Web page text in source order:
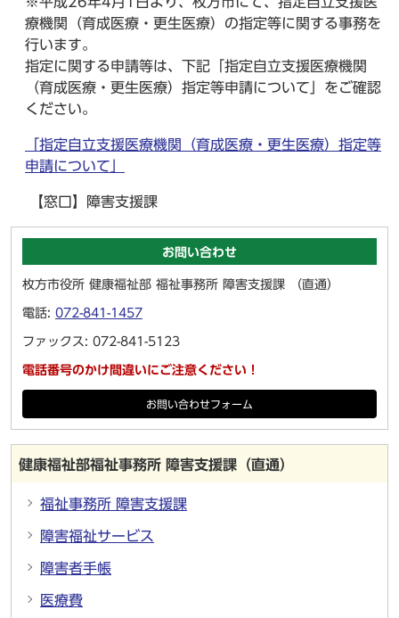
療機関（育成医療・更生医療）の指定等に関する事務を
行います。
指定に関する申請等は、下記「指定自立支援医療機関
（育成医療・更生医療）指定等申請について」をご確認
ください。
「指定自立支援医療機関（育成医療・更生医療）指定等
申請について」
【窓口】障害支援課
お問い合わせ
枚方市役所 健康福祉部 福祉事務所 障害支援課 （直通）
電話: 072-841-1457
ファックス: 072-841-5123
電話番号のかけ間違いにご注意ください！
お問い合わせフォーム
健康福祉部福祉事務所 障害支援課（直通）
福祉事務所 障害支援課
障害福祉サービス
障害者手帳
医療費